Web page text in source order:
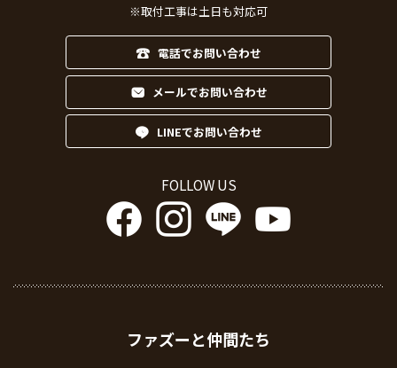
※取付工事は土日も対応可
電話でお問い合わせ
メールでお問い合わせ
LINEでお問い合わせ
FOLLOW US
ファズーと仲間たち